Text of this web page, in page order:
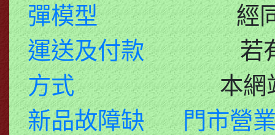
彈模型
運送及付款
方式
新品故障缺
經
若
本網
門市營